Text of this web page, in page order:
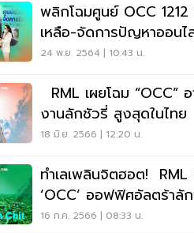
พลิกโฉมศูนย์ OCC
เหลือ-จัดการปัญหาออนไ
24 พ.ย. 2564 | 10:43 น.
RML เผยโฉม “OCC”
งานลักชัวรี่ สูงสุดในไทย
18 มิ.ย. 2566 | 12:20 น.
ทำเลเพลินจิตฮอต! RML
‘OCC’ ออฟฟิศอัลตร้าลั
ในไทย
16 ก.ค. 2566 | 08:33 น.